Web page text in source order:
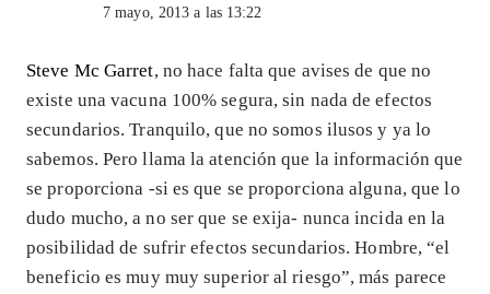
7 mayo, 2013 a las 13:22
Steve Mc Garret, no hace falta que avises de que no
existe una vacuna 100% segura, sin nada de efectos
secundarios. Tranquilo, que no somos ilusos y ya lo
sabemos. Pero llama la atención que la información que
se proporciona -si es que se proporciona alguna, que lo
dudo mucho, a no ser que se exija- nunca incida en la
posibilidad de sufrir efectos secundarios. Hombre, “el
beneficio es muy muy superior al riesgo”, más parece